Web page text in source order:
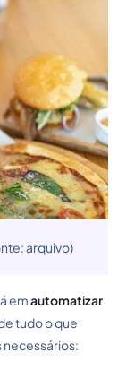
arquivo)
emautomatizar
tudo o que
necessários: